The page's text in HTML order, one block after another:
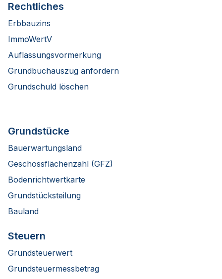
Rechtliches
Erbbauzins
ImmoWertV
Auflassungsvormerkung
Grundbuchauszug anfordern
Grundschuld löschen
Grundstücke
Bauerwartungsland
Geschossflächenzahl (GFZ)
Bodenrichtwertkarte
Grundstücksteilung
Bauland
Steuern
Grundsteuerwert
Grundsteuermessbetrag